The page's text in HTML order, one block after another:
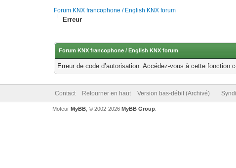
Forum KNX francophone / English KNX forum
Erreur
Forum KNX francophone / English KNX forum
Erreur de code d’autorisation. Accédez-vous à cette fonction
Contact Retourner en haut Version bas-débit (Archivé)
Moteur MyBB, © 2002-2026 MyBB Group.